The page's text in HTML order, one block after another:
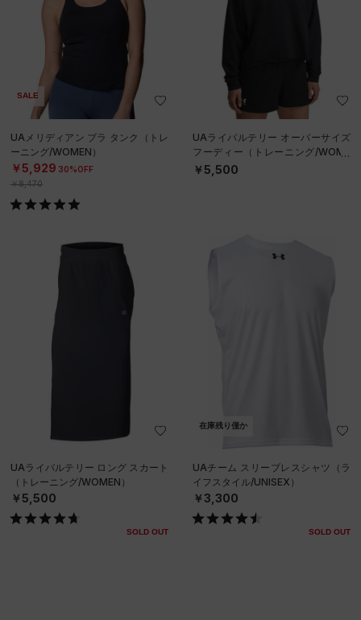
SALE
UAメリディアン ブラ タンク（トレ
ーニング/WOMEN）
￥5,929 30%OFF
￥8,470
UAライバルテリー オーバーサイズ
フーディー（トレーニング/WOME
N）
￥5,500
UAライバルテリー ロング スカート
（トレーニング/WOMEN）
￥5,500
SOLD OUT
在庫残り僅か
UAチーム スリーブレスシャツ（ラ
イフスタイル/UNISEX）
￥3,300
SOLD OUT